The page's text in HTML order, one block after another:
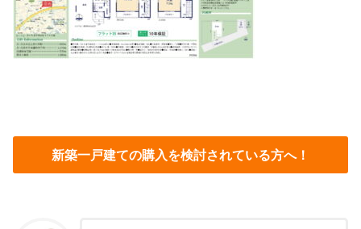
新築一戸建ての購入を検討されている方へ！